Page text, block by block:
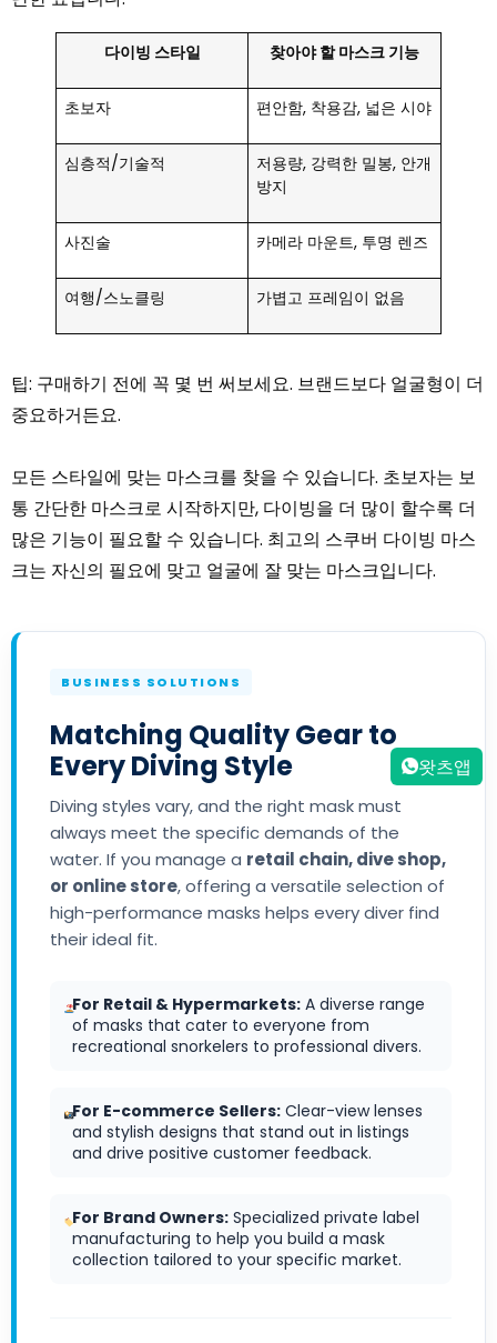
다이빙 스타일 찾아야 할 마스크 기능
초보자 편안함, 착용감, 넓은 시야
심층적/기술적
저용량, 강력한 밀봉, 안개
방지
사진술 카메라 마운트, 투명 렌즈
여행/스노클링 가볍고 프레임이 없음
팁: 구매하기 전에 꼭 몇 번 써보세요. 브랜드보다 얼굴형이 더
중요하거든요.
모든 스타일에 맞는 마스크를 찾을 수 있습니다. 초보자는 보
통 간단한 마스크로 시작하지만, 다이빙을 더 많이 할수록 더
많은 기능이 필요할 수 있습니다. 최고의 스쿠버 다이빙 마스
크는 자신의 필요에 맞고 얼굴에 잘 맞는 마스크입니다.
BUSINESS SOLUTIONS
Matching Quality Gear to
Every Diving Style
Diving styles vary, and the right mask must
always meet the specific demands of the
water. If you manage a retail chain, dive shop,
or online store, offering a versatile selection of
high-performance masks helps every diver find
their ideal fit.
For Retail & Hypermarkets: A diverse range
of masks that cater to everyone from
recreational snorkelers to professional divers.
For E-commerce Sellers: Clear-view lenses
and stylish designs that stand out in listings
and drive positive customer feedback.
For Brand Owners: Specialized private label
manufacturing to help you build a mask
collection tailored to your specific market.
왓츠앱